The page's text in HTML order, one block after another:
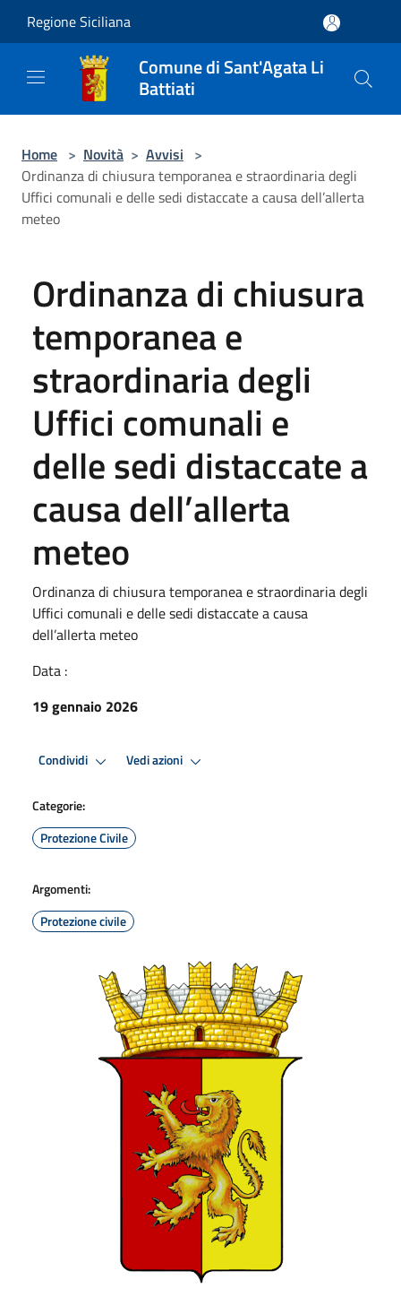
Regione Siciliana
Comune di Sant'Agata Li
Battiati
Home > Novità > Avvisi >
Ordinanza di chiusura temporanea e straordinaria degli
Uffici comunali e delle sedi distaccate a causa dell’allerta
meteo
Ordinanza di chiusura
temporanea e
straordinaria degli
Uffici comunali e
delle sedi distaccate a
causa dell’allerta
meteo
Ordinanza di chiusura temporanea e straordinaria degli
Uffici comunali e delle sedi distaccate a causa
dell’allerta meteo
Data :
19 gennaio 2026
Condividi Vedi azioni
Categorie:
Protezione Civile
Argomenti:
Protezione civile